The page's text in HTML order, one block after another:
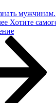
мужчинам.
Хотите